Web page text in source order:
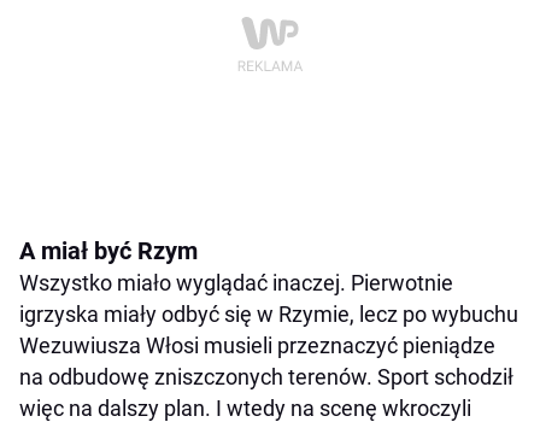
A miał być Rzym
Wszystko miało wyglądać inaczej. Pierwotnie
igrzyska miały odbyć się w Rzymie, lecz po wybuchu
Wezuwiusza Włosi musieli przeznaczyć pieniądze
na odbudowę zniszczonych terenów. Sport schodził
więc na dalszy plan. I wtedy na scenę wkroczyli